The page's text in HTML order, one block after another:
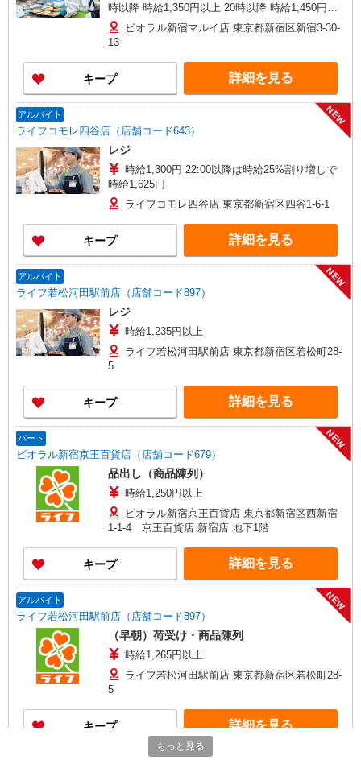
時以降 時給1,350円以上 20時以降 時給1,450円以
上
ビオラル新宿マルイ店 東京都新宿区新宿3-30-
13
キープ 詳細を見る
アルバイト
ライフコモレ四谷店（店舗コード643）
NEW
レジ
時給1,300円 22:00以降は時給25%割り増しで
時給1,625円
ライフコモレ四谷店 東京都新宿区四谷1-6-1
キープ 詳細を見る
アルバイト
ライフ若松河田駅前店（店舗コード897）
NEW
レジ
時給1,235円以上
ライフ若松河田駅前店 東京都新宿区若松町28-
5
キープ 詳細を見る
パート
ビオラル新宿京王百貨店（店舗コード679）
NEW
品出し（商品陳列）
時給1,250円以上
ビオラル新宿京王百貨店 東京都新宿区西新宿
1-1-4 京王百貨店 新宿店 地下1階
キープ 詳細を見る
アルバイト
ライフ若松河田駅前店（店舗コード897）
NEW
（早朝）荷受け・商品陳列
時給1,265円以上
ライフ若松河田駅前店 東京都新宿区若松町28-
5
キープ 詳細を見る
もっと見る